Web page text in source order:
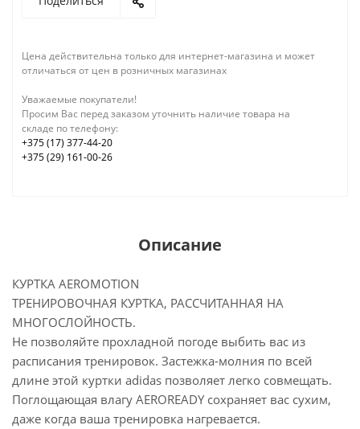
Цена действительна только для интернет-магазина и может
отличаться от цен в розничных магазинах
Уважаемые покупатели!
Просим Вас перед заказом уточнить наличие товара на
складе по телефону:
+375 (17) 377-44-20
+375 (29) 161-00-26
Описание
КУРТКА AEROMOTION
ТРЕНИРОВОЧНАЯ КУРТКА, РАССЧИТАННАЯ НА
МНОГОСЛОЙНОСТЬ.
Не позволяйте прохладной погоде выбить вас из
расписания тренировок. Застежка-молния по всей
длине этой куртки adidas позволяет легко совмещать.
Поглощающая влагу AEROREADY сохраняет вас сухим,
даже когда ваша тренировка нагревается.